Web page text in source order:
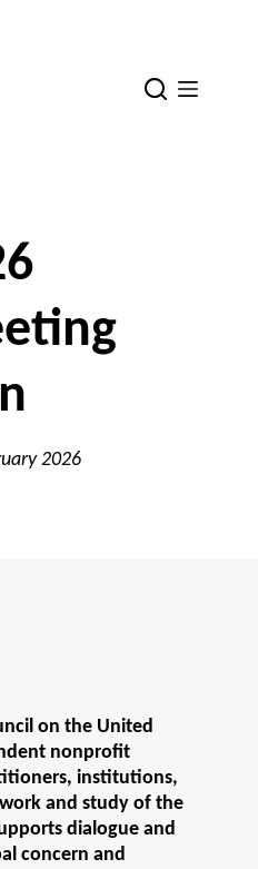
2026
on the United
nonprofit
institutions,
and study of the
dialogue and
concern and